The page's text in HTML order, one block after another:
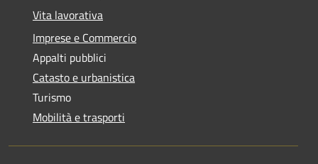
Vita lavorativa
Imprese e Commercio
Appalti pubblici
Catasto e urbanistica
Turismo
Mobilità e trasporti